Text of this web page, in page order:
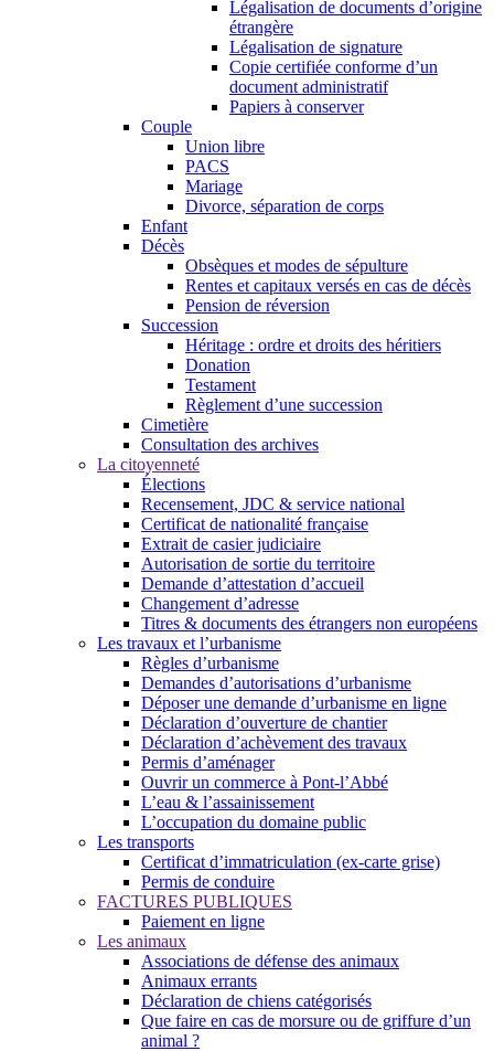
Légalisation de documents d’origine
étrangère
Légalisation de signature
Copie certifiée conforme d’un
document administratif
Papiers à conserver
Couple
Union libre
PACS
Mariage
Divorce, séparation de corps
Enfant
Décès
Obsèques et modes de sépulture
Rentes et capitaux versés en cas de décès
Pension de réversion
Succession
Héritage : ordre et droits des héritiers
Donation
Testament
Règlement d’une succession
Cimetière
Consultation des archives
La citoyenneté
Élections
Recensement, JDC & service national
Certificat de nationalité française
Extrait de casier judiciaire
Autorisation de sortie du territoire
Demande d’attestation d’accueil
Changement d’adresse
Titres & documents des étrangers non européens
Les travaux et l’urbanisme
Règles d’urbanisme
Demandes d’autorisations d’urbanisme
Déposer une demande d’urbanisme en ligne
Déclaration d’ouverture de chantier
Déclaration d’achèvement des travaux
Permis d’aménager
Ouvrir un commerce à Pont-l’Abbé
L’eau & l’assainissement
L’occupation du domaine public
Les transports
Certificat d’immatriculation (ex-carte grise)
Permis de conduire
FACTURES PUBLIQUES
Paiement en ligne
Les animaux
Associations de défense des animaux
Animaux errants
Déclaration de chiens catégorisés
Que faire en cas de morsure ou de griffure d’un
animal ?